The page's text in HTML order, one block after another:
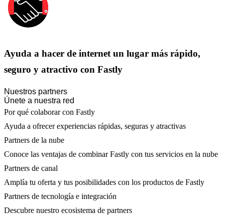
Ayuda a hacer de internet un lugar más rápido,
seguro y atractivo con Fastly
Nuestros partners
Únete a nuestra red
Por qué colaborar con Fastly
Ayuda a ofrecer experiencias rápidas, seguras y atractivas
Partners de la nube
Conoce las ventajas de combinar Fastly con tus servicios en la nube
Partners de canal
Amplía tu oferta y tus posibilidades con los productos de Fastly
Partners de tecnología e integración
Descubre nuestro ecosistema de partners